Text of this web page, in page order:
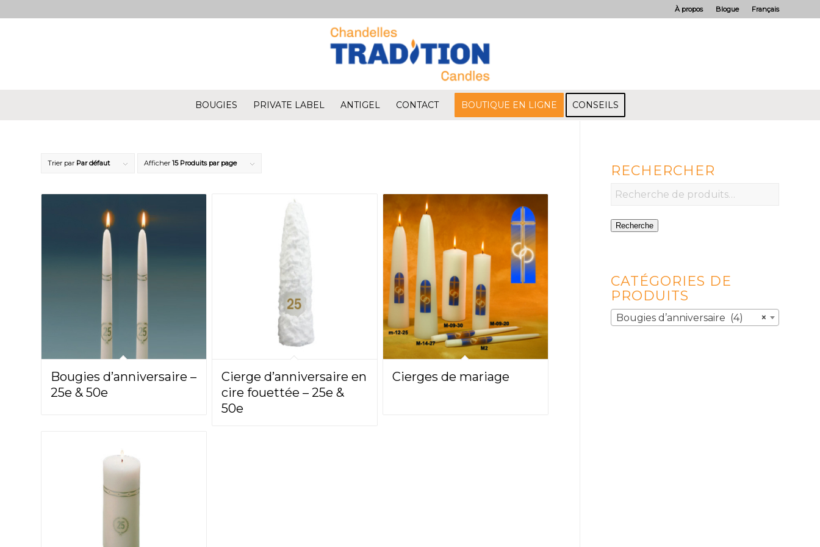
À propos Blogue Français
BOUGIES PRIVATE LABEL ANTIGEL CONTACT BOUTIQUE EN LIGNE CONSEILS
Trier par Par défaut Afficher 15 Produits par page
Bougies d’anniversaire –
25e & 50e
Cierge d’anniversaire en
cire fouettée – 25e &
50e
Cierges de mariage
RECHERCHER
Recherche
CATÉGORIES DE
PRODUITS
×
Bougies d’anniversaire (4)